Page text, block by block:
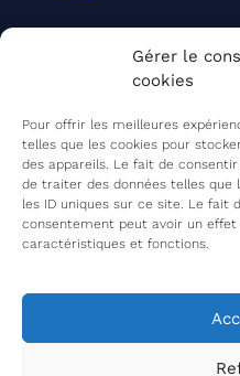
Gérer le
cookies
Pour offrir les meilleures
telles que les cookies pour
des appareils. Le fait de
de traiter des données telles
les ID uniques sur ce site. Le fait
consentement peut avoir un
caractéristiques et fonctions.
Agir ensemble
Mentions légales
Politique de
Les Insatiables, une